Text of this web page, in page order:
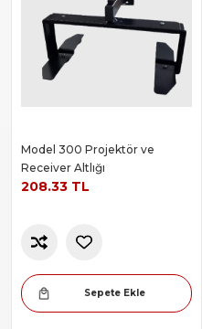
Model 300 Projektör ve
Receiver Altlığı
208.33 TL
Sepete Ekle